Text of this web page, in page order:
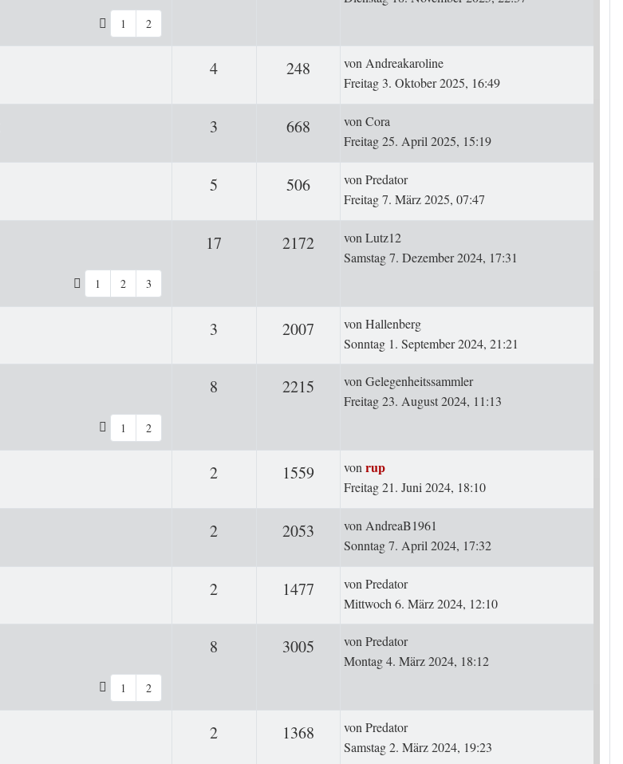
1
2
4Antworten 248 ZugriffeLetzter Beitrag
vonAndreakaroline
Freitag 3. Oktober 2025, 16:49
3 668 ZugriffeLetzter Beitrag
vonCora
Freitag 25. April 2025, 15:19
5 506ZugriffeLetzter Beitrag
vonPredator
Freitag 7. März 2025, 07:47
1
2 3
17 Antworten2172ZugriffeLetzter Beitrag
vonLutz12
Samstag 7. Dezember 2024, 17:31
3 Antworten2007 ZugriffeLetzter Beitrag
vonHallenberg
Sonntag 1. September 2024, 21:21
1
2
8 Antworten2215 ZugriffeLetzter Beitrag
vonGelegenheitssammler
Freitag 23. August 2024, 11:13
2Antworten1559ZugriffeLetzter Beitrag
vonrup
Freitag 21. Juni 2024, 18:10
2Antworten2053 ZugriffeLetzter Beitrag
von AndreaB1961
Sonntag 7. April 2024, 17:32
2Antworten1477 ZugriffeLetzter Beitrag
vonPredator
Mittwoch 6. März 2024, 12:10
1
2
8 Antworten3005 ZugriffeLetzter Beitrag
vonPredator
Montag 4. März 2024, 18:12
2Antworten1368 ZugriffeLetzter Beitrag
vonPredator
Samstag 2. März 2024, 19:23